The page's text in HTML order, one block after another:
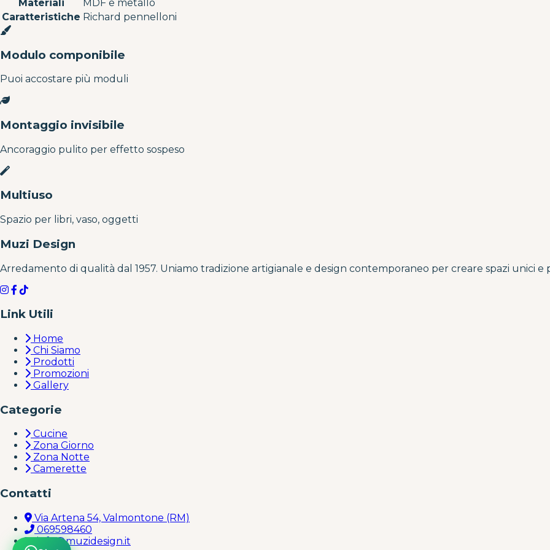
Materiali
MDF e metallo
Caratteristiche Richard pennelloni
Modulo componibile
Puoi accostare più moduli
Montaggio invisibile
Ancoraggio pulito per effetto sospeso
Multiuso
Spazio per libri, vaso, oggetti
Muzi Design
Arredamento di qualità dal 1957. Uniamo tradizione artigianale e design contemporaneo per creare spazi unici e
Link Utili
Home
Chi Siamo
Prodotti
Promozioni
Gallery
Categorie
Cucine
Zona Giorno
Zona Notte
Camerette
Contatti
Via Artena 54, Valmontone (RM)
069598460
info@muzidesign.it